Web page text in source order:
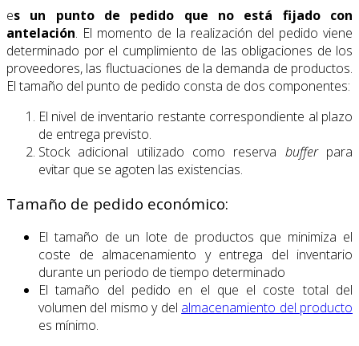
es un punto de pedido que no está fijado con
antelación. El momento de la realización del pedido viene
determinado por el cumplimiento de las obligaciones de los
proveedores, las fluctuaciones de la demanda de productos.
El tamaño del punto de pedido consta de dos componentes:
El nivel de inventario restante correspondiente al plazo
de entrega previsto.
Stock adicional utilizado como reserva bufferpara
evitar que se agoten las existencias.
Tamaño de pedido económico:
El tamaño de un lote de productos que minimiza el
coste de almacenamiento y entrega del inventario
durante un periodo de tiempo determinado
El tamaño del pedido en el que el coste total del
volumen del mismo y del almacenamiento del producto
es mínimo.